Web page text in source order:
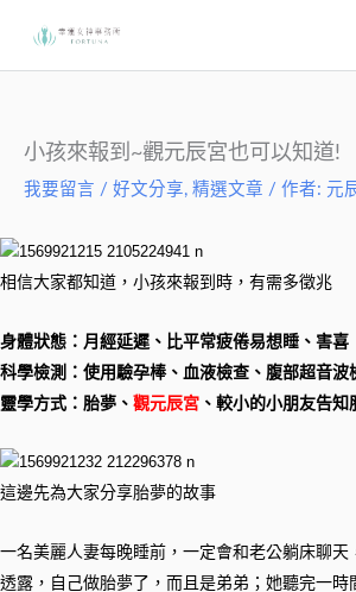
小孩來報到~觀元辰宮也可以知道!
我要留言 / 好文分享, 精選文章 / 作者: 元
相信大家都知道，小孩來報到時，有需多徵兆
身體狀態：月經延遲、比平常疲倦易想睡、害喜
科學檢測：使用驗孕棒、血液檢查、腹部超音波
靈學方式：胎夢、 觀元辰宮 、較小的小朋友告
這邊先為大家分享胎夢的故事
一名美麗人妻每晚睡前，一定會和老公躺床聊
透露，自己做胎夢了，而且是弟弟；她聽完一